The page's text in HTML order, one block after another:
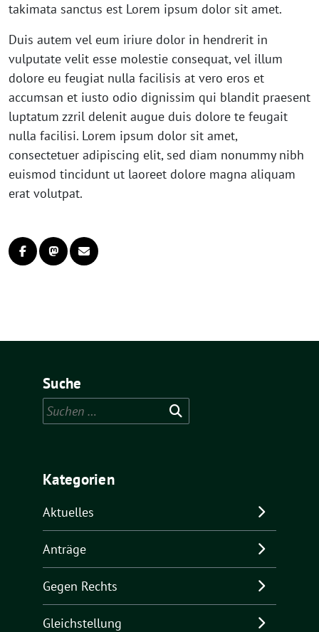
takimata sanctus est Lorem ipsum dolor sit amet.
Duis autem vel eum iriure dolor in hendrerit in
vulputate velit esse molestie consequat, vel illum
dolore eu feugiat nulla facilisis at vero eros et
accumsan et iusto odio dignissim qui blandit praesent
luptatum zzril delenit augue duis dolore te feugait
nulla facilisi. Lorem ipsum dolor sit amet,
consectetuer adipiscing elit, sed diam nonummy nibh
euismod tincidunt ut laoreet dolore magna aliquam
erat volutpat.
Suche
Suchen
nach:
Kategorien
Aktuelles
Anträge
Gegen Rechts
Gleichstellung